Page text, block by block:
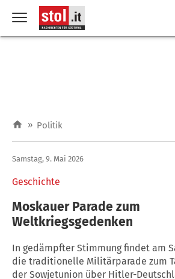
» Politik
Geschichte
Samstag, 9. Mai 2026
Moskauer Parade zum
Weltkriegsgedenken
In gedämpfter Stimmung findet am
die traditionelle Militärparade zum
der Sowjetunion über Hitler-